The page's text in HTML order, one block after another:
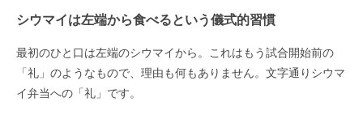
シウマイは左端から食べるという儀式的習慣
最初のひと口は左端のシウマイから。これはもう試合開始前の
「礼」のようなもので、理由も何もありません。文字通りシウマ
イ弁当への「礼」です。